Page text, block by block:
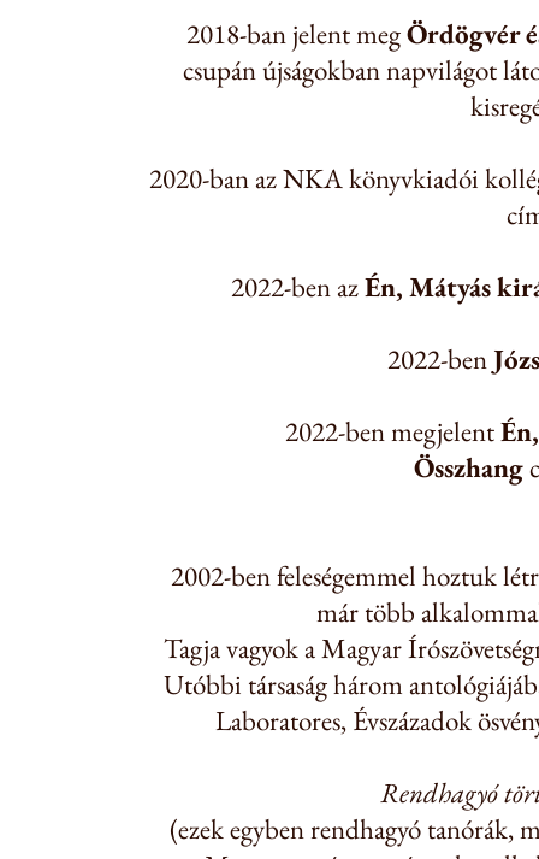
2018-ban jelent megÖrdögvér
csupán újságokban napvilágot
2020-ban az NKA könyvkiadói
2022-ben azÉn, Mátyás
2022-ben
2022-ben megjelent
Összhang
2002-ben feleségemmel hoztuk
már több
Tagja vagyok a Magyar
Utóbbi társaság három
Laboratores, Évszázadok
Rendhagyó
(ezek egyben rendhagyó tanórák,